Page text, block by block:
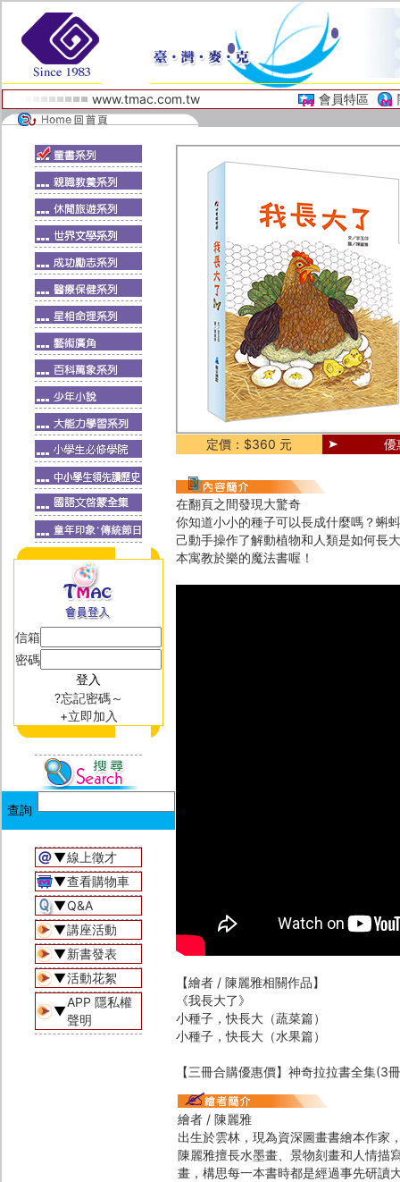
www.tmac.com.tw 會員特區
信箱
密碼
?忘記密碼～
+立即加入
▼線上徵才
▼查看購物車
▼Q&A
▼講座活動
▼新書發表
▼活動花絮
▼
APP 隱私權
聲明
定價：$360 元 優
在翻頁之間發現大驚奇
你知道小小的種子可以長成什麼嗎？蝌
己動手操作了解動植物和人類是如何長
本寓教於樂的魔法書喔！
【繪者 / 陳麗雅相關作品】
《我長大了》
小種子，快長大（蔬菜篇）
小種子，快長大（水果篇）
【三冊合購優惠價】神奇拉拉書全集(3
繪者 / 陳麗雅
出生於雲林，現為資深圖畫書繪本作家
陳麗雅擅長水墨畫、景物刻畫和人情描
畫，構思每一本書時都是經過事先研讀